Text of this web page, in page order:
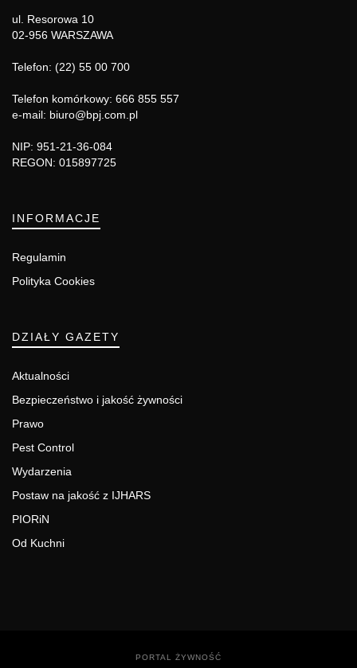
ul. Resorowa 10
02-956 WARSZAWA
Telefon: (22) 55 00 700
Telefon komórkowy: 666 855 557
e-mail: biuro@bpj.com.pl
NIP: 951-21-36-084
REGON: 015897725
INFORMACJE
Regulamin
Polityka Cookies
DZIAŁY GAZETY
Aktualności
Bezpieczeństwo i jakość żywności
Prawo
Pest Control
Wydarzenia
Postaw na jakość z IJHARS
PIORiN
Od Kuchni
PORTAL ŻYWNOŚĆ